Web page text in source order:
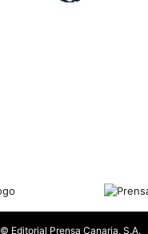
© Editorial Prensa Canaria, S.A.